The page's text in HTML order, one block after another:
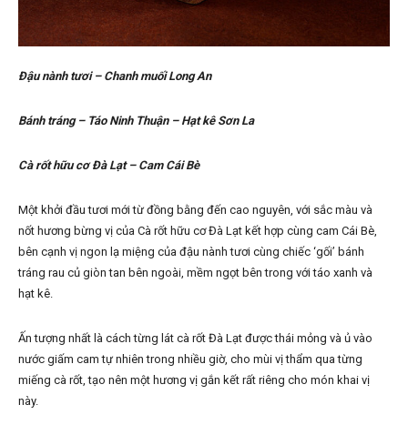
Đậu nành tươi – Chanh muối Long An
Bánh tráng – Táo Ninh Thuận – Hạt kê Sơn La
Cà rốt hữu cơĐà Lạt – Cam Cái Bè
Một khởi đầu tươi mới từ đồng bằng đến cao nguyên, với sắc màu và
nốt hương bừng vị của Cà rốt hữu cơ Đà Lạt kết hợp cùng cam Cái Bè,
bên cạnh vị ngon lạ miệng của đậu nành tươi cùng chiếc ‘gối’ bánh
tráng rau củ giòn tan bên ngoài, mềm ngọt bên trong với táo xanh và
hạt kê.
Ấn tượng nhất là cách từng lát cà rốt Đà Lạt được thái mỏng và ủ vào
nước giấm cam tự nhiên trong nhiều giờ, cho mùi vị thẩm qua từng
miếng cà rốt, tạo nên một hương vị gắn kết rất riêng cho món khai vị
này.